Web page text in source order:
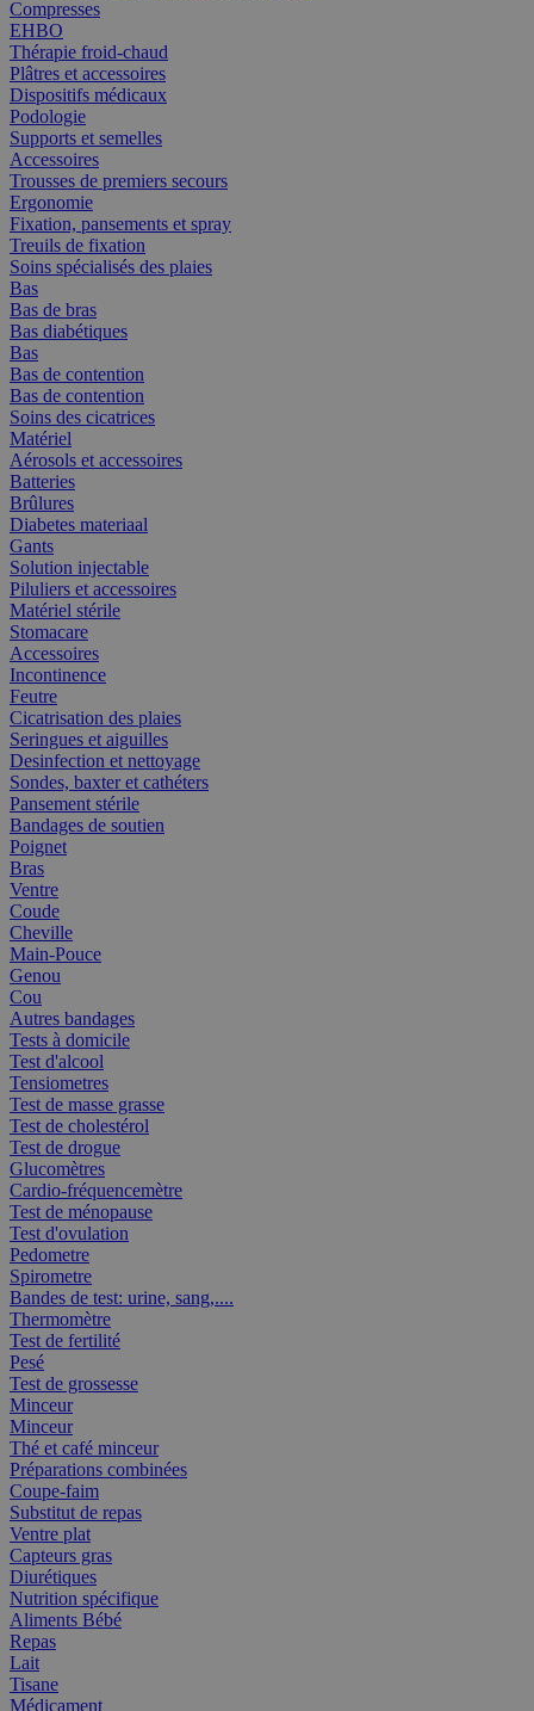
Compresses
EHBO
Thérapie froid-chaud
Plâtres et accessoires
Dispositifs médicaux
Podologie
Supports et semelles
Accessoires
Trousses de premiers secours
Ergonomie
Fixation, pansements et spray
Treuils de fixation
Soins spécialisés des plaies
Bas
Bas de bras
Bas diabétiques
Bas
Bas de contention
Bas de contention
Soins des cicatrices
Matériel
Aérosols et accessoires
Batteries
Brûlures
Diabetes materiaal
Gants
Solution injectable
Piluliers et accessoires
Matériel stérile
Stomacare
Accessoires
Incontinence
Feutre
Cicatrisation des plaies
Seringues et aiguilles
Desinfection et nettoyage
Sondes, baxter et cathéters
Pansement stérile
Bandages de soutien
Poignet
Bras
Ventre
Coude
Cheville
Main-Pouce
Genou
Cou
Autres bandages
Tests à domicile
Test d'alcool
Tensiometres
Test de masse grasse
Test de cholestérol
Test de drogue
Glucomètres
Cardio-fréquencemètre
Test de ménopause
Test d'ovulation
Pedometre
Spirometre
Bandes de test: urine, sang,....
Thermomètre
Test de fertilité
Pesé
Test de grossesse
Minceur
Minceur
Thé et café minceur
Préparations combinées
Coupe-faim
Substitut de repas
Ventre plat
Capteurs gras
Diurétiques
Nutrition spécifique
Aliments Bébé
Repas
Lait
Tisane
Médicament